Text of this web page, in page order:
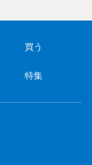
買う
特集